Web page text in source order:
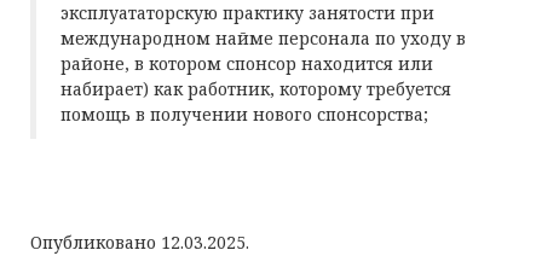
эксплуататорскую практику занятости при
международном найме персонала по уходу в
районе, в котором спонсор находится или
набирает) как работник, которому требуется
помощь в получении нового спонсорства;
Опубликовано 12.03.2025.